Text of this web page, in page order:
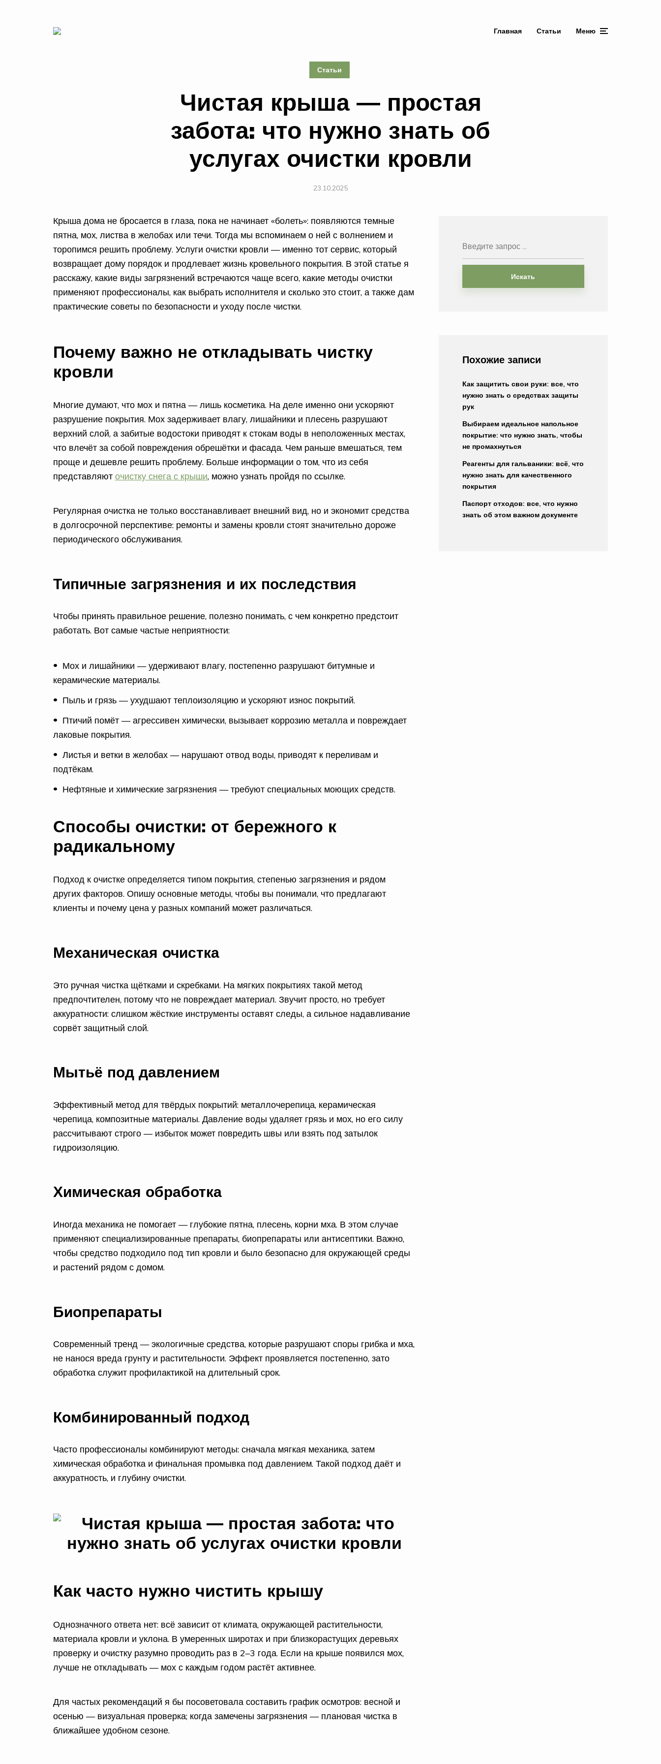
Главная Статьи Меню
Статьи
Чистая крыша — простая
забота: что нужно знать об
услугах очистки кровли
23.10.2025
Крыша дома не бросается в глаза, пока не начинает «болеть»: появляются темные
пятна, мох, листва в желобах или течи. Тогда мы вспоминаем о ней с волнением и
торопимся решить проблему. Услуги очистки кровли — именно тот сервис, который
возвращает дому порядок и продлевает жизнь кровельного покрытия. В этой статье я
расскажу, какие виды загрязнений встречаются чаще всего, какие методы очистки
применяют профессионалы, как выбрать исполнителя и сколько это стоит, а также дам
практические советы по безопасности и уходу после чистки.
Почему важно не откладывать чистку
кровли
Многие думают, что мох и пятна — лишь косметика. На деле именно они ускоряют
разрушение покрытия. Мох задерживает влагу, лишайники и плесень разрушают
верхний слой, а забитые водостоки приводят к стокам воды в неположенных местах,
что влечёт за собой повреждения обрешётки и фасада. Чем раньше вмешаться, тем
проще и дешевле решить проблему. Больше информации о том, что из себя
представляют очистку снега с крыши, можно узнать пройдя по ссылке.
Регулярная очистка не только восстанавливает внешний вид, но и экономит средства
в долгосрочной перспективе: ремонты и замены кровли стоят значительно дороже
периодического обслуживания.
Типичные загрязнения и их последствия
Чтобы принять правильное решение, полезно понимать, с чем конкретно предстоит
работать. Вот самые частые неприятности:
Мох и лишайники — удерживают влагу, постепенно разрушают битумные и
керамические материалы.
Пыль и грязь — ухудшают теплоизоляцию и ускоряют износ покрытий.
Птичий помёт — агрессивен химически, вызывает коррозию металла и повреждает
лаковые покрытия.
Листья и ветки в желобах — нарушают отвод воды, приводят к переливам и
подтёкам.
Нефтяные и химические загрязнения — требуют специальных моющих средств.
Способы очистки: от бережного к
радикальному
Подход к очистке определяется типом покрытия, степенью загрязнения и рядом
других факторов. Опишу основные методы, чтобы вы понимали, что предлагают
клиенты и почему цена у разных компаний может различаться.
Механическая очистка
Это ручная чистка щётками и скребками. На мягких покрытиях такой метод
предпочтителен, потому что не повреждает материал. Звучит просто, но требует
аккуратности: слишком жёсткие инструменты оставят следы, а сильное надавливание
сорвёт защитный слой.
Мытьё под давлением
Эффективный метод для твёрдых покрытий: металлочерепица, керамическая
черепица, композитные материалы. Давление воды удаляет грязь и мох, но его силу
рассчитывают строго — избыток может повредить швы или взять под затылок
гидроизоляцию.
Химическая обработка
Иногда механика не помогает — глубокие пятна, плесень, корни мха. В этом случае
применяют специализированные препараты, биопрепараты или антисептики. Важно,
чтобы средство подходило под тип кровли и было безопасно для окружающей среды
и растений рядом с домом.
Биопрепараты
Современный тренд — экологичные средства, которые разрушают споры грибка и мха,
не нанося вреда грунту и растительности. Эффект проявляется постепенно, зато
обработка служит профилактикой на длительный срок.
Комбинированный подход
Часто профессионалы комбинируют методы: сначала мягкая механика, затем
химическая обработка и финальная промывка под давлением. Такой подход даёт и
аккуратность, и глубину очистки.
Как часто нужно чистить крышу
Однозначного ответа нет: всё зависит от климата, окружающей растительности,
материала кровли и уклона. В умеренных широтах и при близкорастущих деревьях
проверку и очистку разумно проводить раз в 2–3 года. Если на крыше появился мох,
лучше не откладывать — мох с каждым годом растёт активнее.
Для частых рекомендаций я бы посоветовала составить график осмотров: весной и
осенью — визуальная проверка; когда замечены загрязнения — плановая чистка в
ближайшее удобном сезоне.
Искать
Похожие записи
Как защитить свои руки: все, что
нужно знать о средствах защиты
рук
Выбираем идеальное напольное
покрытие: что нужно знать, чтобы
не промахнуться
Реагенты для гальваники: всё, что
нужно знать для качественного
покрытия
Паспорт отходов: все, что нужно
знать об этом важном документе